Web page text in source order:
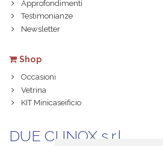
Approfondimenti
Testimonianze
Newsletter
Shop
Occasioni
Vetrina
KIT Minicaseificio
DUE CI INOX s.r.l.